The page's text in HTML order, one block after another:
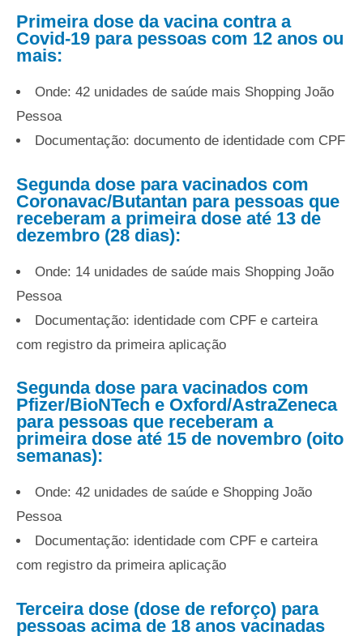
Primeira dose da vacina contra a
Covid-19 para pessoas com 12 anos ou
mais:
Onde: 42 unidades de saúde mais Shopping João
Pessoa
Documentação: documento de identidade com CPF
Segunda dose para vacinados com
Coronavac/Butantan para pessoas que
receberam a primeira dose até 13 de
dezembro (28 dias):
Onde: 14 unidades de saúde mais Shopping João
Pessoa
Documentação: identidade com CPF e carteira
com registro da primeira aplicação
Segunda dose para vacinados com
Pfizer/BioNTech e Oxford/AstraZeneca
para pessoas que receberam a
primeira dose até 15 de novembro (oito
semanas):
Onde: 42 unidades de saúde e Shopping João
Pessoa
Documentação: identidade com CPF e carteira
com registro da primeira aplicação
Terceira dose (dose de reforço) para
pessoas acima de 18 anos vacinadas